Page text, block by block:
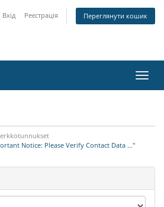
Вхід Реєстрація Переглянути кошик
Notice: Please Verify Contact Data ..."